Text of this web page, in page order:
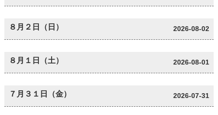
８月２日（日） 2026-08-02
８月１日（土） 2026-08-01
７月３１日（金） 2026-07-31